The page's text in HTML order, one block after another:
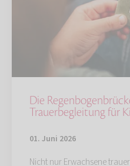
Die
Trauerbegleitung für
01. Juni 2026
Nicht nur Erwachsene